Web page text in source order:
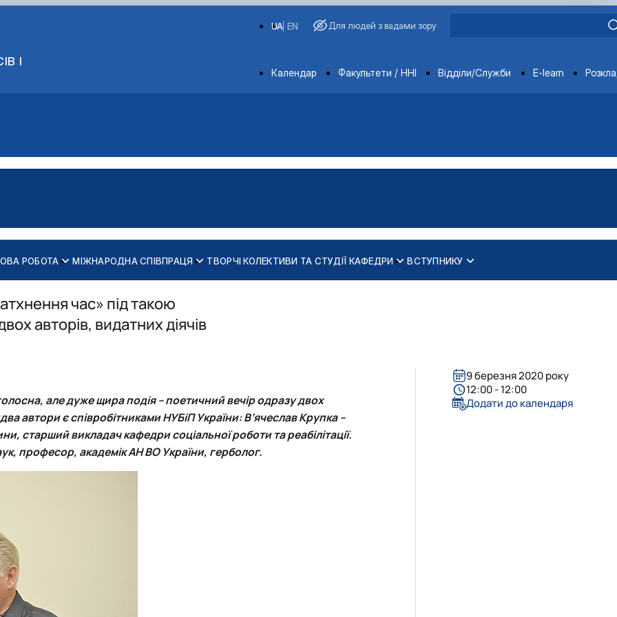
І
EN
UA Для людей з вадами зору
Departments
Календар Факультети / ННІ Відділи/Служби E-learn
РОБОТА МІЖНАРОДНА СПІВПРАЦЯ ТВОРЧІ КОЛЕКТИВИ ТА СТУДІЇ КАФЕДРИ
Семеновського
ВСТУПНИКУ
час» під такою
авторів, видатних діячів
але дуже щира подія – поетичний вечір одразу двох
автори є співробітниками НУБіП України:В’ячеслав Крупка–
старший викладач кафедри соціальної роботи та реабілітації.
професор, академік АН ВО України, герболог.
9 березня 2020 року
12:00 - 12:00
Додати до календаря